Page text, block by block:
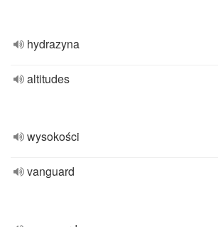
hydrazyna
altitudes
wysokości
vanguard